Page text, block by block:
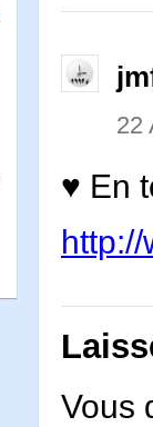
22
♥ En
Vous